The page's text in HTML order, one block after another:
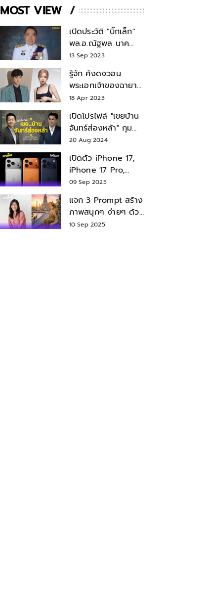
MOST VIEW
เปิดประวัติ "บิ๊กเล็ก"
พล.อ.ณัฐพล นาค
พาณิชย์ จากเลขาฯ
สมช.-เลขาฯ
รมว.กลาโหม
13 Sep 2023
รู้จัก คังดงวอน
พระเอกเจ้าของฉายา
สมบัติแห่งชาติ หลังมี
18 Apr 2023
เปิดโปรไฟล์ "เขยบ้าน
จันทร์ส่องหล้า" กุม
บังเหียนธุรกิจตระกูล
"ชินวัตร"
20 Aug 2024
เปิดตัว iPhone 17,
iPhone 17 Pro,
iPhone 17 Air สเปค
09 Sep 2025
แจก 3 Prompt สร้าง
ภาพสนุกๆ ง่ายๆ ด้วย
Nano Banana ใน
10 Sep 2025